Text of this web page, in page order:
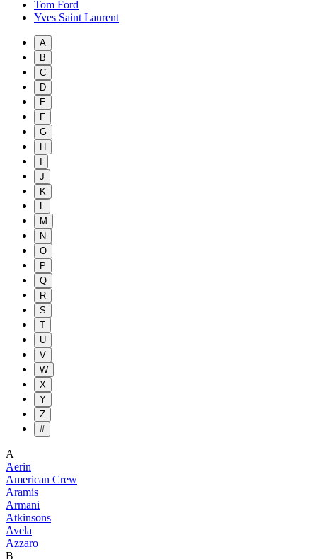
Tom Ford
Yves Saint Laurent
A
B
C
D
E
F
G
H
J
K
L
M
N
O
P
Q
R
S
T
U
V
W
X
Y
Z
#
A
Aerin
American Crew
Aramis
Armani
Atkinsons
Avela
Azzaro
B